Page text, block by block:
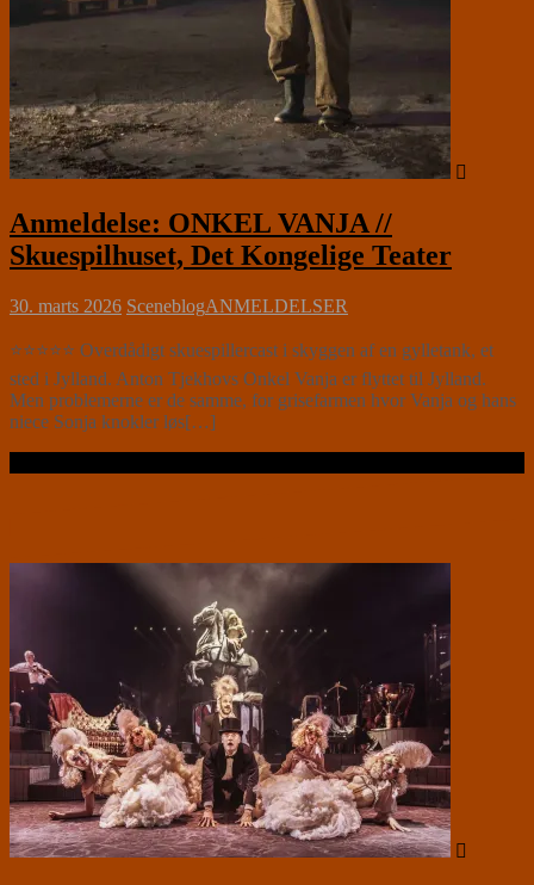
Anmeldelse: ONKEL VANJA //
Skuespilhuset, Det Kongelige Teater
30. marts 2026 SceneblogANMELDELSER
⭐⭐⭐⭐⭐ Overdådigt skuespillercast i skyggen af en gylletank, et
sted i Jylland. Anton Tjekhovs Onkel Vanja er flyttet til Jylland.
Men problemerne er de samme, for grisefarmen hvor Vanja og hans
niece Sonja knokler løs[…]